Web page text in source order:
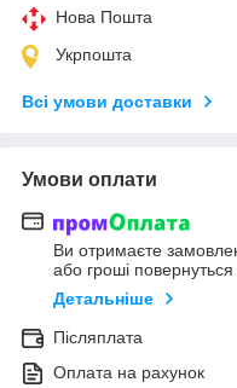
Нова Пошта
Укрпошта
Всі умови доставки
Умови оплати
Ви отримаєте
або гроші
Детальніше
Післяплата
Оплата на рахунок